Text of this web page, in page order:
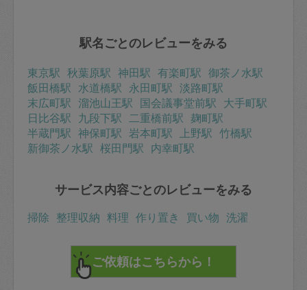
そちらもパパっとキレイにして貰い、終わらなかった部
分はまた時間をとってお願いすることにしました。
4時間片付け、残り2時間で作り置きをして貰うところ、
私の粗相でキッチンで食器を割ってしまい、その片付け
をしてから取り掛かることになってしまい申し訳なかっ
たです…。
テキパキと作って頂き10分オーバーになってしまいまし
たが、7品のおかずと副菜が出来上がりました。
5歳と3歳も食べられる味付けとの注文で、濃すぎないお
味で夕食に美味しく食べてました！
（笑）、月一くらいでお呼びして家全体を住みやすくし
ありがとうございました！
またよろしくお願いします。
駅名ごとのレビューをみる
東京駅 秋葉原駅 神田駅 有楽町駅 御茶ノ水駅
飯田橋駅 水道橋駅 永田町駅 淡路町駅
末広町駅 溜池山王駅 国会議事堂前駅 大手町駅
日比谷駅 九段下駅 二重橋前駅 麹町駅
半蔵門駅 神保町駅 岩本町駅 上野駅 竹橋駅
新御茶ノ水駅 桜田門駅 内幸町駅
サービス内容ごとのレビューをみる
掃除 整理収納 料理 作り置き 買い物 洗濯